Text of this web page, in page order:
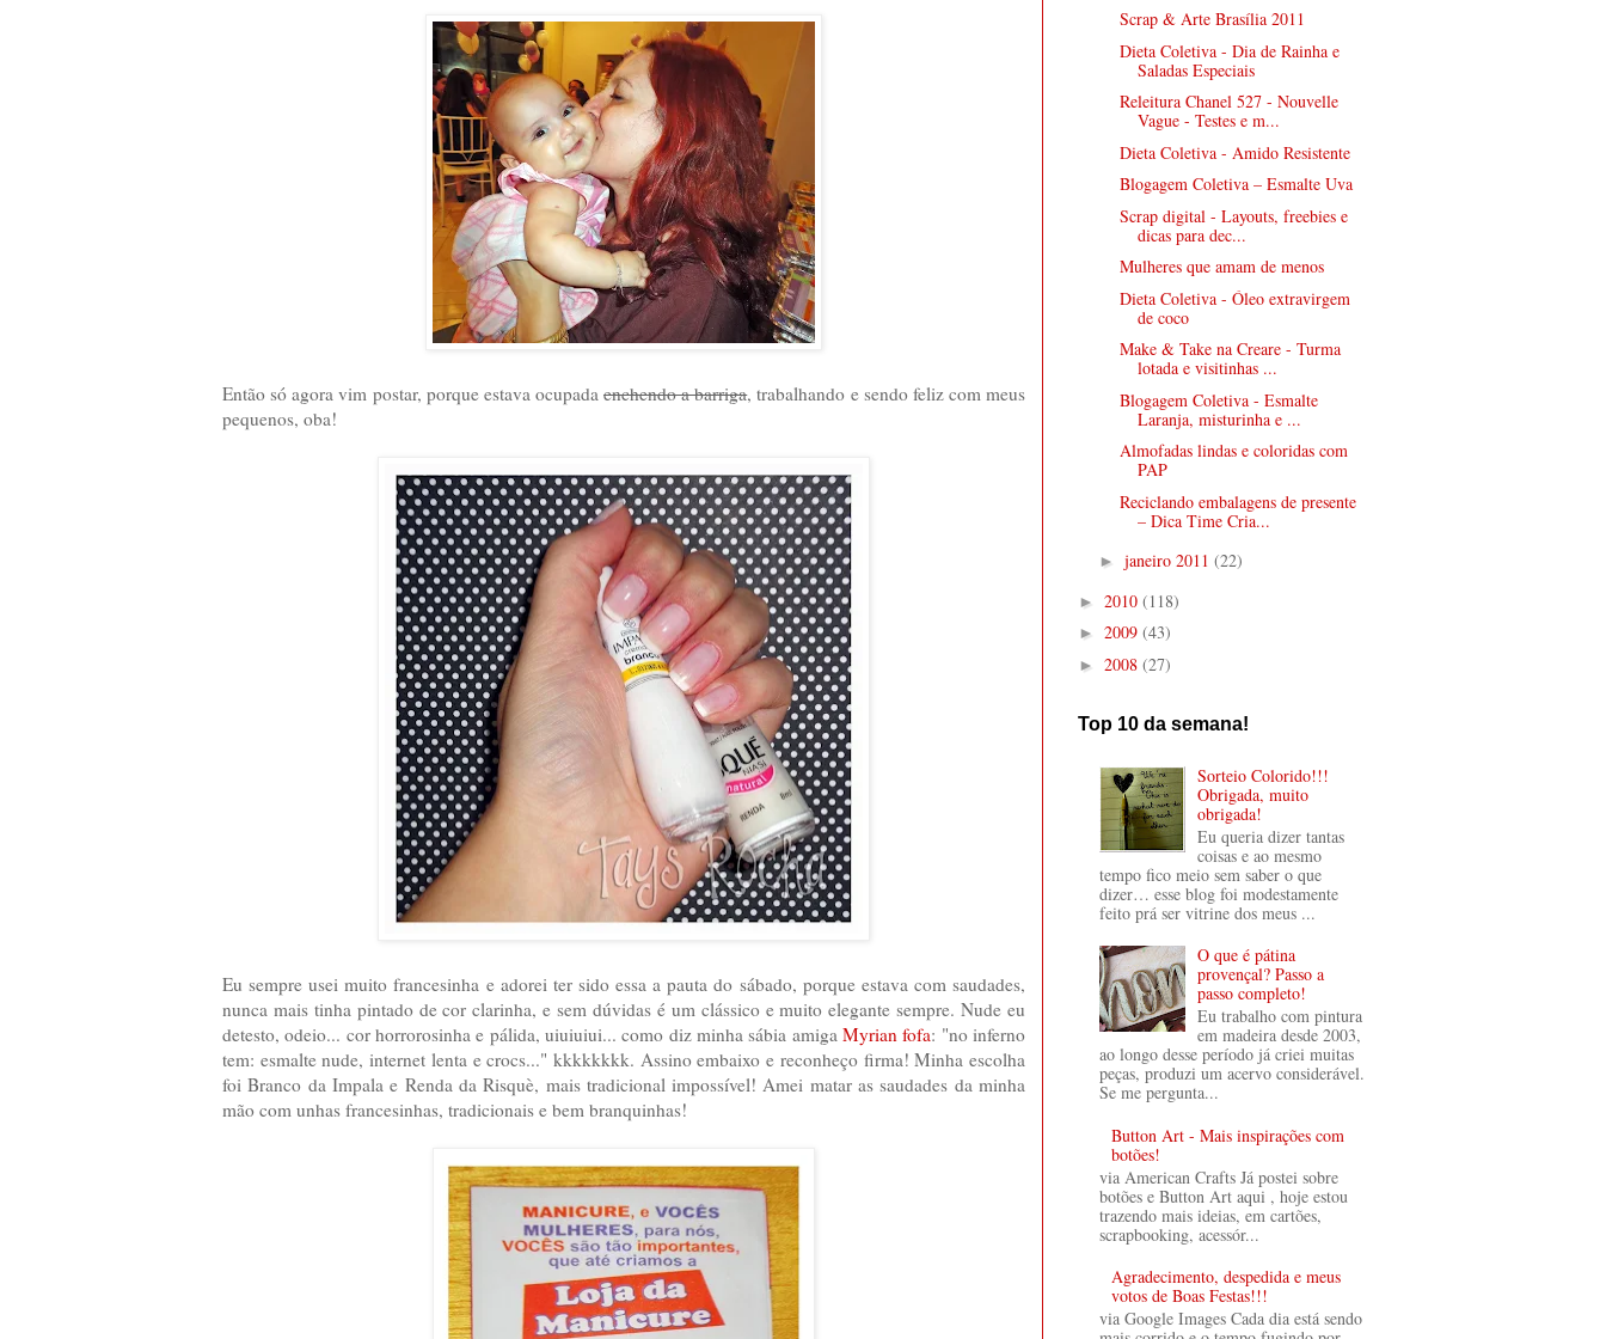
Então só agora vim postar, porque estava ocupada enchendo a barriga, trabalhando e sendo feliz com meus
pequenos, oba!
Eu sempre usei muito francesinha e adorei ter sido essa a pauta do sábado, porque estava com saudades,
nunca mais tinha pintado de cor clarinha, e sem dúvidas é um clássico e muito elegante sempre. Nude eu
detesto, odeio... cor horrorosinha e pálida, uiuiuiui... como diz minha sábia amiga Myrian fofa: "no inferno
tem: esmalte nude, internet lenta e crocs..." kkkkkkkk. Assino embaixo e reconheço firma! Minha escolha
foi Branco da Impala e Renda da Risquè, mais tradicional impossível! Amei matar as saudades da minha
mão com unhas francesinhas, tradicionais e bem branquinhas!
Scrap & Arte Brasília 2011
Dieta Coletiva - Dia de Rainha e
Saladas Especiais
Releitura Chanel 527 - Nouvelle
Vague - Testes e m...
Dieta Coletiva - Amido Resistente
Blogagem Coletiva – Esmalte Uva
Scrap digital - Layouts, freebies e
dicas para dec...
Mulheres que amam de menos
Dieta Coletiva - Óleo extravirgem
de coco
Make & Take na Creare - Turma
lotada e visitinhas ...
Blogagem Coletiva - Esmalte
Laranja, misturinha e ...
Almofadas lindas e coloridas com
PAP
Reciclando embalagens de presente
– Dica Time Cria...
► janeiro 2011 (22)
► 2010 (118)
► 2009 (43)
► 2008 (27)
Top 10 da semana!
Sorteio Colorido!!!
Obrigada, muito
obrigada!
Eu queria dizer tantas
coisas e ao mesmo
tempo fico meio sem saber o que
dizer… esse blog foi modestamente
feito prá ser vitrine dos meus ...
O que é pátina
provençal? Passo a
passo completo!
Eu trabalho com pintura
em madeira desde 2003,
ao longo desse período já criei muitas
peças, produzi um acervo considerável.
Se me pergunta...
Button Art - Mais inspirações com
botões!
via American Crafts Já postei sobre
botões e Button Art aqui , hoje estou
trazendo mais ideias, em cartões,
scrapbooking, acessór...
Agradecimento, despedida e meus
votos de Boas Festas!!!
via Google Images Cada dia está sendo